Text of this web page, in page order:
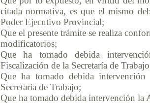
citada normativa, es que el mismo
Poder Ejecutivo Provincial;
Que el presente trámite se realiza
modificatorios;
Que ha tomado debida
Fiscalización de la Secretaría de
Que ha tomado debida
Secretaría de Trabajo;
Que ha tomado debida intervención la